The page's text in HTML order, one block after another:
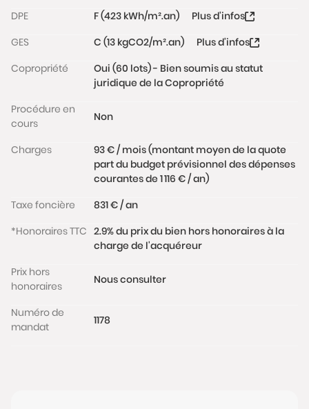
DPE
F (423 kWh/m².an)
Plus d'infos
GES
C (13 kgCO2/m².an)
Plus d'infos
Copropriété
Oui (60 lots) - Bien soumis au statut
juridique de la Copropriété
Procédure en
cours
Non
Charges
93 € / mois (montant moyen de la quote
part du budget prévisionnel des dépenses
courantes de 1 116 € / an)
Taxe foncière
831 € / an
*Honoraires TTC 2.9% du prix du bien hors honoraires à la
charge de l'acquéreur
Prix hors
honoraires
Nous consulter
Numéro de
mandat
1178